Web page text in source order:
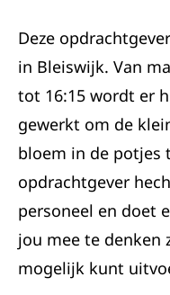
Deze
in Bleiswijk. Van
tot 16:15 wordt er
gewerkt om de
bloem in de potjes
opdrachtgever
personeel en doet
jou mee te denken
mogelijk kunt